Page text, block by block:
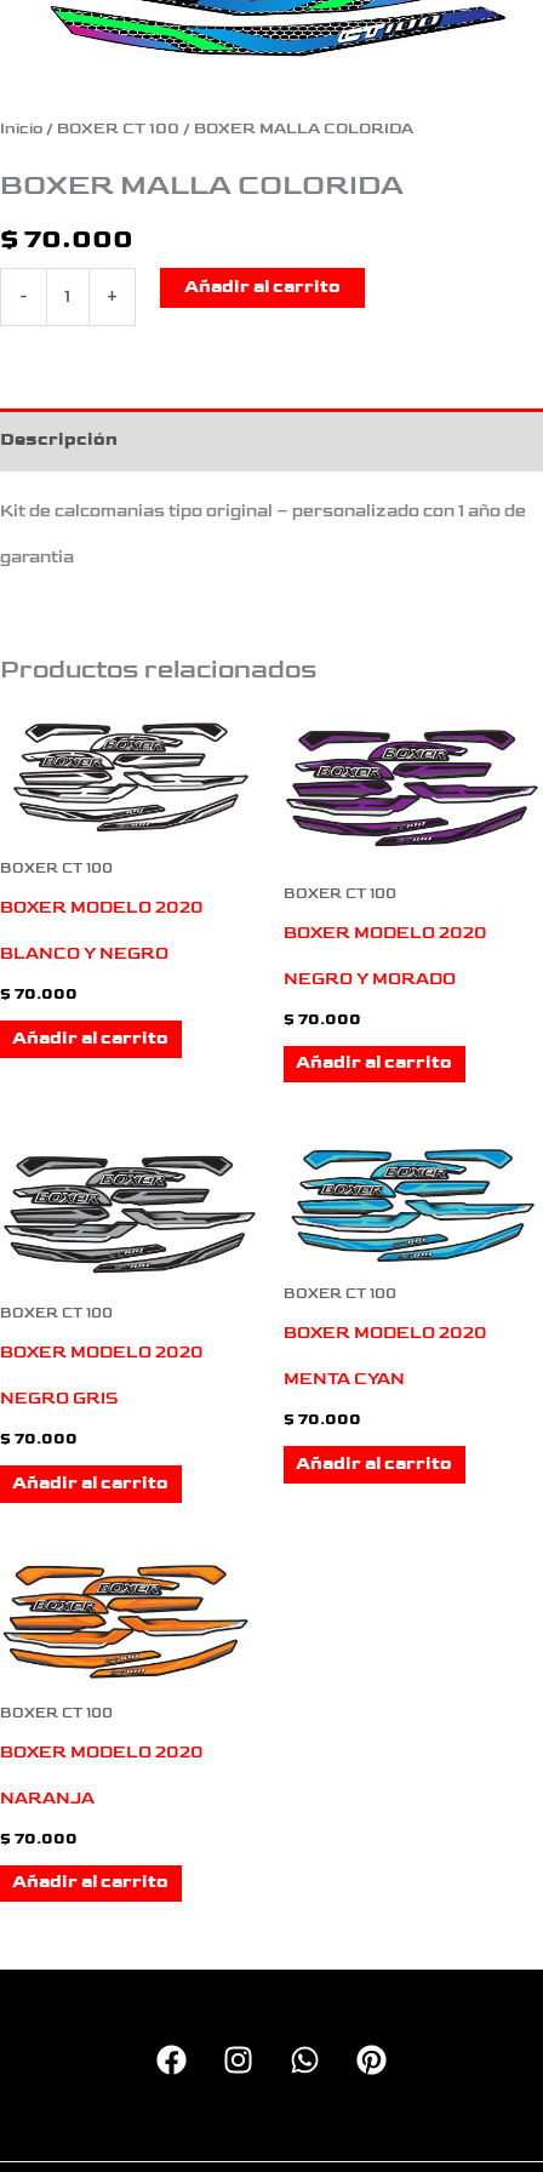
Inicio / BOXER CT 100 / BOXER MALLA COLORIDA
BOXER MALLA COLORIDA
$ 70.000
- +
Añadir al carrito
Descripción
Kit de calcomanias tipo original – personalizado con 1 año de
garantia
Productos relacionados
BOXER CT 100
BOXER MODELO 2020
BLANCO Y NEGRO
$ 70.000
Añadir al carrito
BOXER CT 100
BOXER MODELO 2020
NEGRO Y MORADO
$ 70.000
Añadir al carrito
BOXER CT 100
BOXER MODELO 2020
NEGRO GRIS
$ 70.000
Añadir al carrito
BOXER CT 100
BOXER MODELO 2020
MENTA CYAN
$ 70.000
Añadir al carrito
BOXER CT 100
BOXER MODELO 2020
NARANJA
$ 70.000
Añadir al carrito